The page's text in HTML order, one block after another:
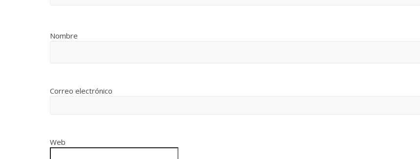
Nombre
Correo electrónico
Web